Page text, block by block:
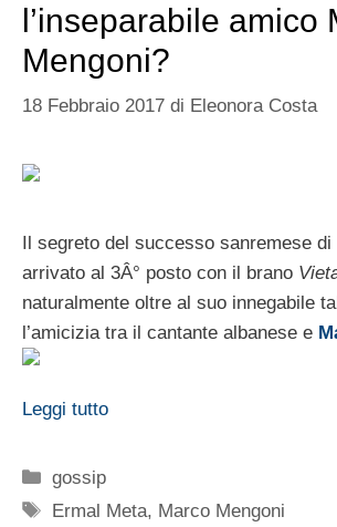
l’inseparabile amico
Mengoni?
18 Febbraio 2017 di Eleonora Costa
Il segreto del successo sanremese di
arrivato al 3Â° posto con il brano
naturalmente oltre al suo innegabile
l’amicizia tra il cantante albanese e
Leggi tutto
Categorie
gossip
Tag
Ermal Meta, Marco Mengoni